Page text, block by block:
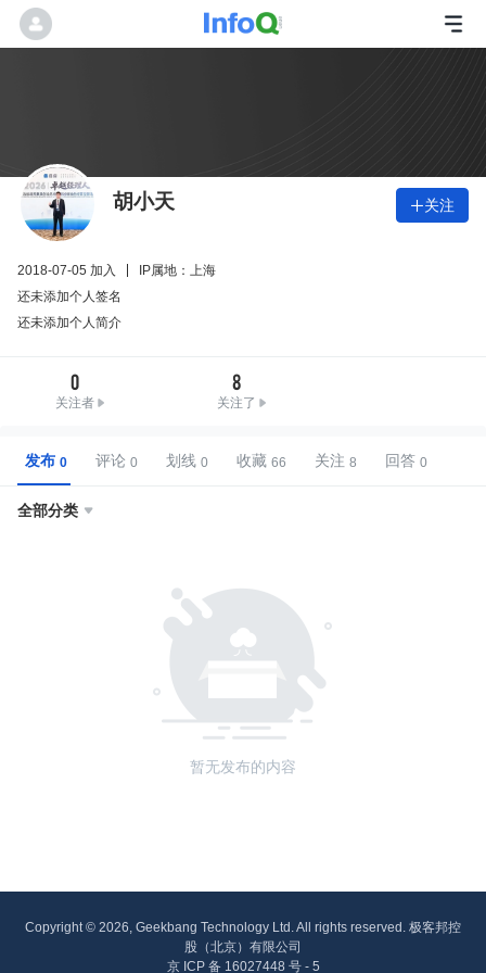
胡小天 关注
2018-07-05 加入
IP属地：上海
还未添加个人签名
还未添加个人简介
0
关注者
8
关注了
发布 评论 划线 收藏 关注 回答
全部分类 
暂无发布的内容
Copyright © 2026, Geekbang Technology Ltd. All rights reserved. 极客邦控
股（北京）有限公司
京 ICP 备 16027448 号 - 5